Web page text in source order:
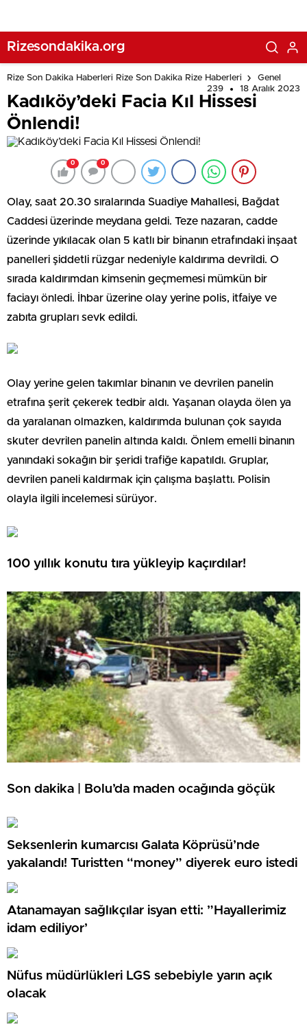
Rizesondakika.org
Rize Son Dakika Haberleri Rize Son Dakika Rize Haberleri
Genel
239
18 Aralık 2023
Kadıköy’deki Facia Kıl Hissesi
Önlendi!
0 0
Olay, saat 20.30 sıralarında Suadiye Mahallesi, Bağdat
Caddesi üzerinde meydana geldi. Teze nazaran, cadde
üzerinde yıkılacak olan 5 katlı bir binanın etrafındaki inşaat
panelleri şiddetli rüzgar nedeniyle kaldırıma devrildi. O
sırada kaldırımdan kimsenin geçmemesi mümkün bir
faciayı önledi. İhbar üzerine olay yerine polis, itfaiye ve
zabıta grupları sevk edildi.
Olay yerine gelen takımlar binanın ve devrilen panelin
etrafına şerit çekerek tedbir aldı. Yaşanan olayda ölen ya
da yaralanan olmazken, kaldırımda bulunan çok sayıda
skuter devrilen panelin altında kaldı. Önlem emelli binanın
yanındaki sokağın bir şeridi trafiğe kapatıldı. Gruplar,
devrilen paneli kaldırmak için çalışma başlattı. Polisin
olayla ilgili incelemesi sürüyor.
100 yıllık konutu tıra yükleyip kaçırdılar!
Son dakika | Bolu’da maden ocağında göçük
Seksenlerin kumarcısı Galata Köprüsü’nde
yakalandı! Turistten “money” diyerek euro istedi
Atanamayan sağlıkçılar isyan etti: ”Hayallerimiz
idam ediliyor’
Nüfus müdürlükleri LGS sebebiyle yarın açık
olacak